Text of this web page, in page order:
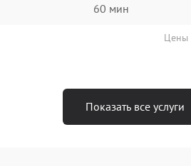
60 мин
Цены
Показать все услуги